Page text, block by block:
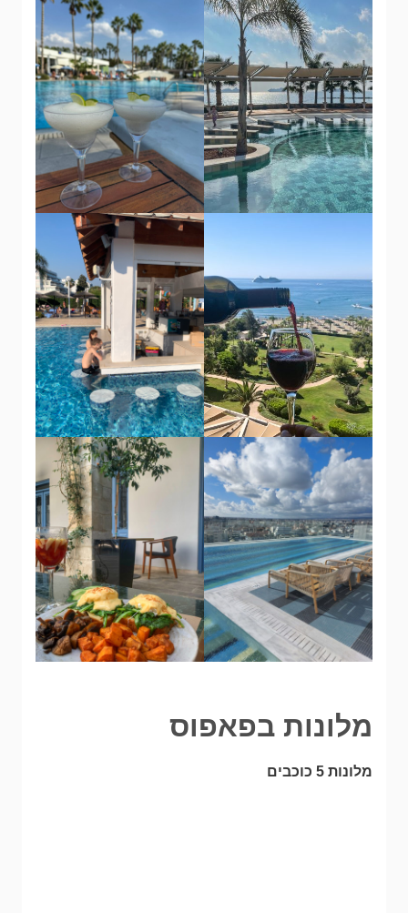
מלונות בפאפוס
מלונות 5 כוכבים